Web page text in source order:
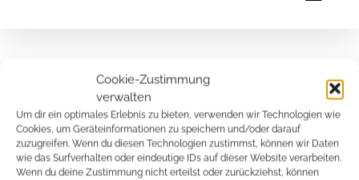
Cookie-Zustimmung
verwalten
Um dir ein optimales Erlebnis zu bieten, verwenden wir Technologien wie
Cookies, um Geräteinformationen zu speichern und/oder darauf
zuzugreifen. Wenn du diesen Technologien zustimmst, können wir Daten
wie das Surfverhalten oder eindeutige IDs auf dieser Website verarbeiten.
Wenn du deine Zustimmung nicht erteilst oder zurückziehst, können
Es wurden keine Produkte gefunden,
die deiner Auswahl entsprechen.